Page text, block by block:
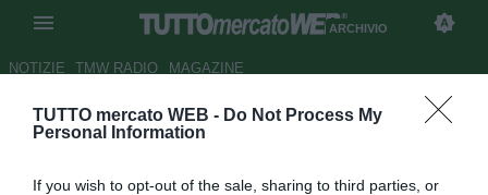
TUTTO mercato WEB - Do Not Process My
Personal Information
If you wish to opt-out of the sale, sharing to third parties, or
ARCHIVIO
NOTIZIE TMW RADIO MAGAZINE
UFFICIALE: Lupoli è della